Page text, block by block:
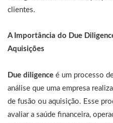
clientes.
A Importância do Due
Aquisições
Due diligence é um processo
análise que uma empresa
de fusão ou aquisição. Esse
avaliar a saúde financeira,